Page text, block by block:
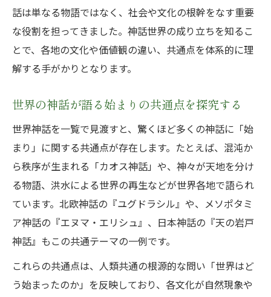
神話世界の構造が現代作品に与えた影響を
探る
神話に登場する楽園や世界観の再解釈につ
いて
神話の物語が現代の文化や価値観に息づく
神話世界に影響を受けた現代の創作物の特
徴
神話世界の思想が社会や教育に与える役割
とは
世界の神々や英雄譚に迫る真実
神話世界に登場する神々の特徴とその意義
英雄譚が描く神話世界の道徳と社会秩序を
解説
話は単なる物語ではなく、社会や文化の根幹をなす重要
な役割を担ってきました。神話世界の成り立ちを知るこ
とで、各地の文化や価値観の違い、共通点を体系的に理
解する手がかりとなります。
世界の神話が語る始まりの共通点を探究する
世界神話を一覧で見渡すと、驚くほど多くの神話に「始
まり」に関する共通点が存在します。たとえば、混沌か
ら秩序が生まれる「カオス神話」や、神々が天地を分け
る物語、洪水による世界の再生などが世界各地で語られ
ています。北欧神話の『ユグドラシル』や、メソポタミ
ア神話の『エヌマ・エリシュ』、日本神話の『天の岩戸
神話』もこの共通テーマの一例です。
これらの共通点は、人類共通の根源的な問い「世界はど
う始まったのか」を反映しており、各文化が自然現象や